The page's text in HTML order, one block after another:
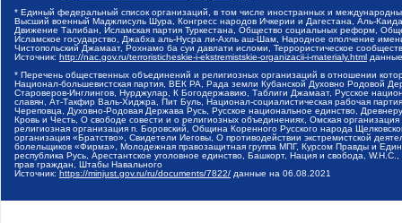
* Единый федеральный список организаций, в том числе иностранных и
Высший военный Маджлисуль Шура, Конгресс народов Ичкерии и Дагестана, Аль-
Движение Талибан, Исламская партия Туркестана, Общество социальных реформ,
Исламское государство, Джабха аль-Нусра ли-Ахль аш-Шам, Народное ополчение
Чистопольский Джамаат, Рохнамо ба суи давлати исломи, Террористическое
Источник: http://nac.gov.ru/terroristicheskie-i-ekstremistskie-organizacii-i-materialy.html
* Перечень общественных объединений и религиозных организаций в отношении
Национал-большевистская партия, ВЕК РА, Рада земли Кубанской Духовно Родовой
Староверов-Инглингов, Нурджулар, К Богодержавию, Таблиги Джамаат, Русское
славян, Ат-Такфир Валь-Хиджра, Пит Буль, Национал-социалистическая рабочая
Череповца, Духовно-Родовая Держава Русь, Русское национальное единство,
Кровь и Честь, О свободе совести и о религиозных объединениях, Омская
религиозная организация п. Боровский, Община Коренного Русского народа
организация «Братство», Свидетели Иеговы, О противодействии экстремистской
болельщиков «Фирма», Молодежная правозащитная группа МПГ, Курсом Правды и
республика Русь, Арестантское уголовное единство, Башкорт, Нация и свобода,
прав граждан, Штабы Навального
Источник: https://minjust.gov.ru/ru/documents/7822/ данные на 06.08.2021